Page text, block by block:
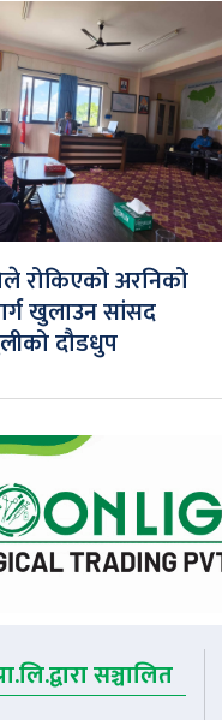
रोकिएको अरनिको
खुलाउन सांसद
दौडधुप
सञ्चालित